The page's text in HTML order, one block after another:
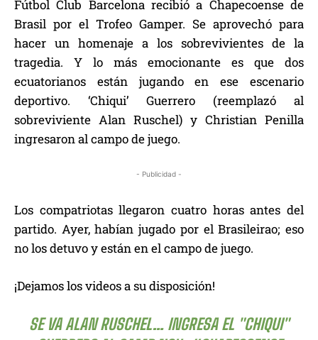
Fútbol Club Barcelona recibió a Chapecoense de
Brasil por el Trofeo Gamper. Se aprovechó para
hacer un homenaje a los sobrevivientes de la
tragedia. Y lo más emocionante es que dos
ecuatorianos están jugando en ese escenario
deportivo. ‘Chiqui’ Guerrero (reemplazó al
sobreviviente Alan Ruschel) y Christian Penilla
ingresaron al campo de juego.
- Publicidad -
Los compatriotas llegaron cuatro horas antes del
partido. Ayer, habían jugado por el Brasileirao; eso
no los detuvo y están en el campo de juego.
¡Dejamos los videos a su disposición!
SE VA ALAN RUSCHEL… INGRESA EL "CHIQUI"